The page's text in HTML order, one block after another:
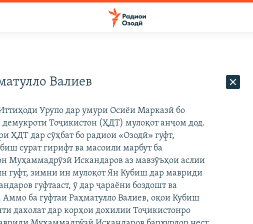
Валиев
Урупо дар умури Осиёи Марказӣ бо
Тоҷикистон (ҲДТ) мулоқот анҷом дод.
ҲДТ дар сӯҳбат бо радиои «Озодӣ» гуфт,
сурат гирифт ва масоили марбут ба
Муҳаммадрӯзӣ Искандаров аз мавзӯъҳои аслии
гуфт, зимни ин мулоқот Ян Кубиш дар мавриди
гуфтааст, ӯ дар ҷараёни боздошт ва
ба гуфтаи Раҳматулло Валиев, оқои Кубиш
дахолат дар корҳои дохилии Тоҷикистонро